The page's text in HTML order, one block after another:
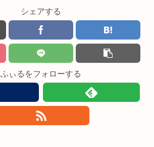
シェアする
ふぃるをフォローする